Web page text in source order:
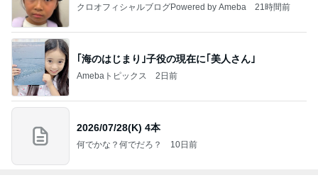
クロオフィシャルブログPowered by Ameba 21時間前
｢海のはじまり｣子役の現在に｢美人さん｣
Amebaトピックス 2日前
2026/07/28(K) 4本
何でかな？何でだろ？ 10日前